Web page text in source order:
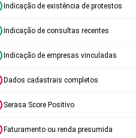
Indicação de existência de protestos
Indicação de consultas recentes
Indicação de empresas vinculadas
Dados cadastrais completos
Serasa Score Positivo
Faturamento ou renda presumida